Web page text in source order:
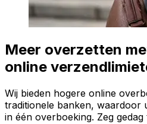
Meer overzetten
online
Wij bieden hogere online
traditionele banken, waardoor
in één overboeking. Zeg